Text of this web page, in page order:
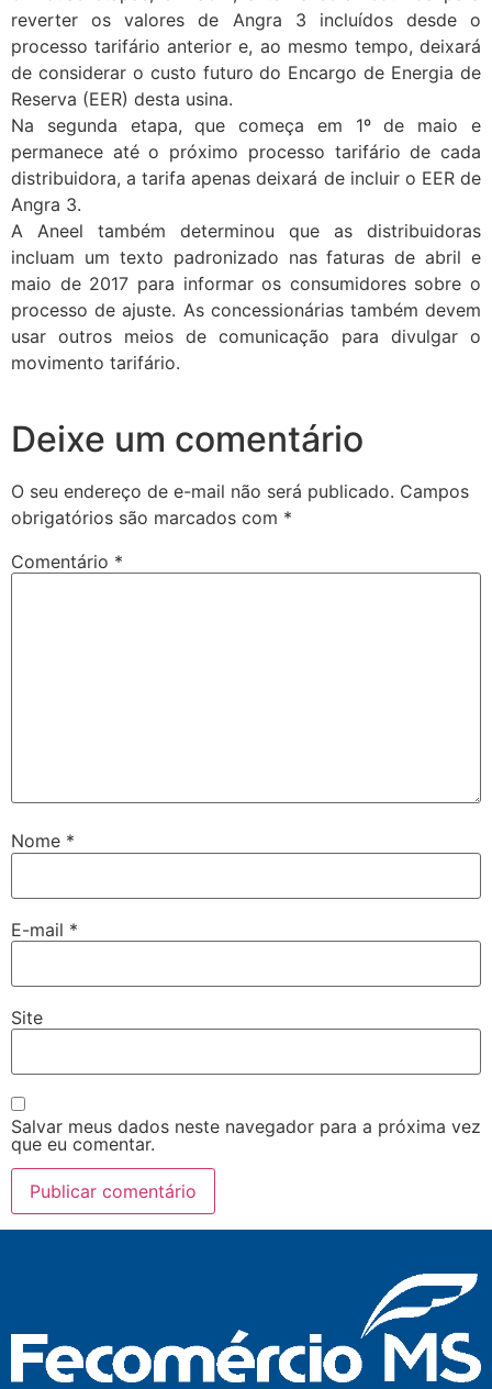
reverter os valores de Angra 3 incluídos desde o
processo tarifário anterior e, ao mesmo tempo, deixará
de considerar o custo futuro do Encargo de Energia de
Reserva (EER) desta usina.
Na segunda etapa, que começa em 1º de maio e
permanece até o próximo processo tarifário de cada
distribuidora, a tarifa apenas deixará de incluir o EER de
Angra 3.
A Aneel também determinou que as distribuidoras
incluam um texto padronizado nas faturas de abril e
maio de 2017 para informar os consumidores sobre o
processo de ajuste. As concessionárias também devem
usar outros meios de comunicação para divulgar o
movimento tarifário.
Deixe um comentário
O seu endereço de e-mail não será publicado. Campos
obrigatórios são marcados com *
Comentário *
Nome *
E-mail *
Site
Salvar meus dados neste navegador para a próxima vez
que eu comentar.